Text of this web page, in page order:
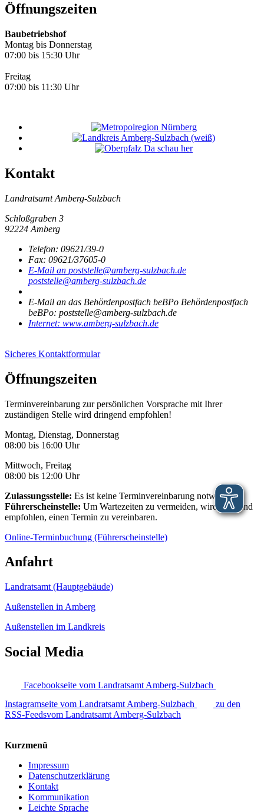
Öffnungszeiten
Baubetriebshof
Montag bis Donnerstag
07:00 bis 15:30 Uhr
Freitag
07:00 bis 11:30 Uhr
Kontakt
Landratsamt Amberg-Sulzbach
Schloßgraben 3
92224 Amberg
Telefon: 09621/39-0
Fax: 09621/37605-0
E-Mail an poststelle@amberg-sulzbach.de
poststelle@amberg-sulzbach.de
E-Mail an das Behördenpostfach beBPo Behördenpostfach
beBPo: poststelle@amberg-sulzbach.de
Internet: www.amberg-sulzbach.de
Sicheres Kontaktformular
Öffnungszeiten
Terminvereinbarung zur persönlichen Vorsprache mit Ihrer
zuständigen Stelle wird dringend empfohlen!
Montag, Dienstag, Donnerstag
08:00 bis 16:00 Uhr
Mittwoch, Freitag
08:00 bis 12:00 Uhr
Zulassungsstelle: Es ist keine Terminvereinbarung notwendig.
Führerscheinstelle: Um Wartezeiten zu vermeiden, wird dringend
empfohlen, einen Termin zu vereinbaren.
Online-Terminbuchung (Führerscheinstelle)
Anfahrt
Landratsamt (Hauptgebäude)
Außenstellen in Amberg
Außenstellen im Landkreis
Social Media
Facebookseite vom Landratsamt Amberg-Sulzbach
Instagramseite vom Landratsamt Amberg-Sulzbach
zu den
RSS-Feedsvom Landratsamt Amberg-Sulzbach
Kurzmenü
Impressum
Datenschutzerklärung
Kontakt
Kommunikation
Leichte Sprache